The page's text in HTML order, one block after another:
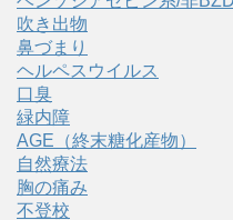
吹き出物
鼻づまり
ヘルペスウイルス
口臭
緑内障
AGE（終末糖化産物）
自然療法
胸の痛み
不登校